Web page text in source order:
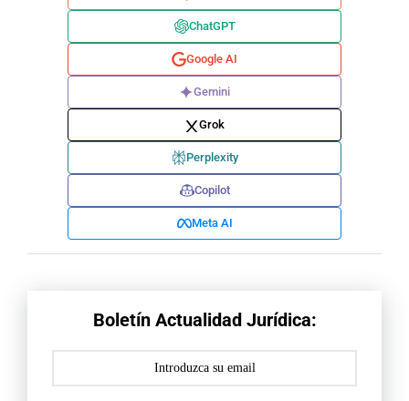
ChatGPT
Google AI
Gemini
Grok
Perplexity
Copilot
Meta AI
Boletín Actualidad Jurídica: